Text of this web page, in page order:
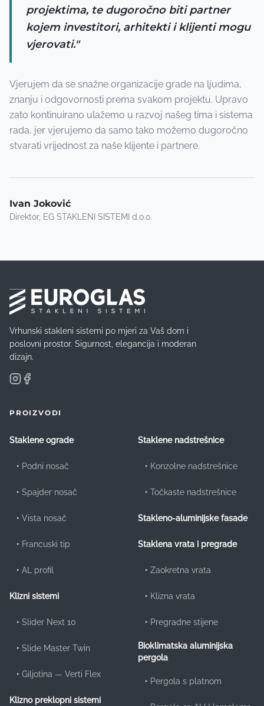
projektima, te dugoročno biti partner
kojem investitori, arhitekti i klijenti mogu
vjerovati."
Vjerujem da se snažne organizacije grade na ljudima,
znanju i odgovornosti prema svakom projektu. Upravo
zato kontinuirano ulažemo u razvoj našeg tima i sistema
rada, jer vjerujemo da samo tako možemo dugoročno
stvarati vrijednost za naše klijente i partnere.
Ivan Joković
Direktor, EG STAKLENI SISTEMI d.o.o.
Vrhunski stakleni sistemi po mjeri za Vaš dom i
poslovni prostor. Sigurnost, elegancija i moderan
dizajn.
PROIZVODI
Staklene ograde
‣ Podni nosač
‣ Spajder nosač
‣ Vista nosač
‣ Francuski tip
‣ AL profil
Klizni sistemi
‣ Slider Next 10
‣ Slide Master Twin
‣ Giljotina — Verti Flex
Klizno preklopni sistemi
Staklene nadstrešnice
‣ Konzolne nadstrešnice
‣ Točkaste nadstrešnice
Stakleno-aluminijske fasade
Staklena vrata i pregrade
‣ Zaokretna vrata
‣ Klizna vrata
‣ Pregradne stijene
Bioklimatska aluminijska
pergola
‣ Pergola s platnom